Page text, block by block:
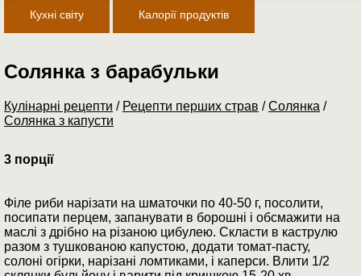
Кухні світу Калорії продуктів
Солянка з барабульки
Кулінарні рецепти / Рецепти перших страв /Солянка /
Солянка з капусти
3 порції
Філе риби нарізати на шматочки по 40-50 г, посолити,
посипати перцем, запанувати в борошні і обсмажити на
маслі з дрібно на різаною цибулею. Скласти в каструлю
разом з тушкованою капустою, додати томат-пасту,
солоні огірки, нарізані ломтиками, і каперси. Влити 1/2